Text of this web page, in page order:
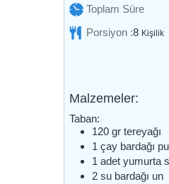
Toplam Süre
Porsiyon :8 Kişilik
Malzemeler:
Taban:
120 gr tereyağı
1 çay bardağı
1 adet yumurta
2 su bardağı un